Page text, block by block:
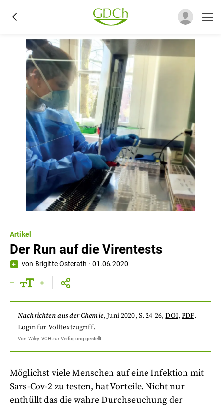
Artikel
Der Run auf die Virentests
von Brigitte Osterath · 01.06.2020
Nachrichten aus der Chemie,Juni 2020, S. 24-26,DOI,PDF.
Loginfür Volltextzugriff.
Von Wiley-VCHzur Verfügung gestellt
Möglichst viele Menschen auf eine Infektion mit
Sars-Cov-2 zu testen, hat Vorteile. Nicht nur
enthüllt das die wahre Durchseuchung der